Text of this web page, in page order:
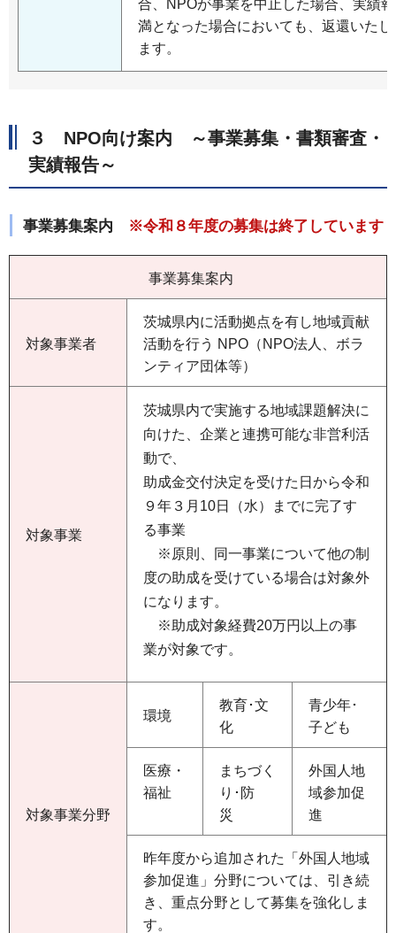
合、NPOが事業を中止した場合、実績
満となった場合においても、返還いた
ます。
３ NPO向け案内 ～事業募集・書類審査・
実績報告～
事業募集案内 ※令和８年度の募集は終了しています
事業募集案内
対象事業者
茨城県内に活動拠点を有し地域貢献
活動を行う NPO（NPO法人、ボラ
ンティア団体等）
対象事業
茨城県内で実施する地域課題解決に
向けた、企業と連携可能な非営利活
動で、
助成金交付決定を受けた日から令和
９年３月10日（水）までに完了す
る事業
※原則、同一事業について他の制
度の助成を受けている場合は対象外
になります。
※助成対象経費20万円以上の事
業が対象です。
対象事業分野
環境
教育･文
化
青少年･
子ども
医療・
福祉
まちづく
り･防
災
外国人地
域参加促
進
昨年度から追加された「外国人地域
参加促進」分野については、引き続
き、重点分野として募集を強化しま
す。